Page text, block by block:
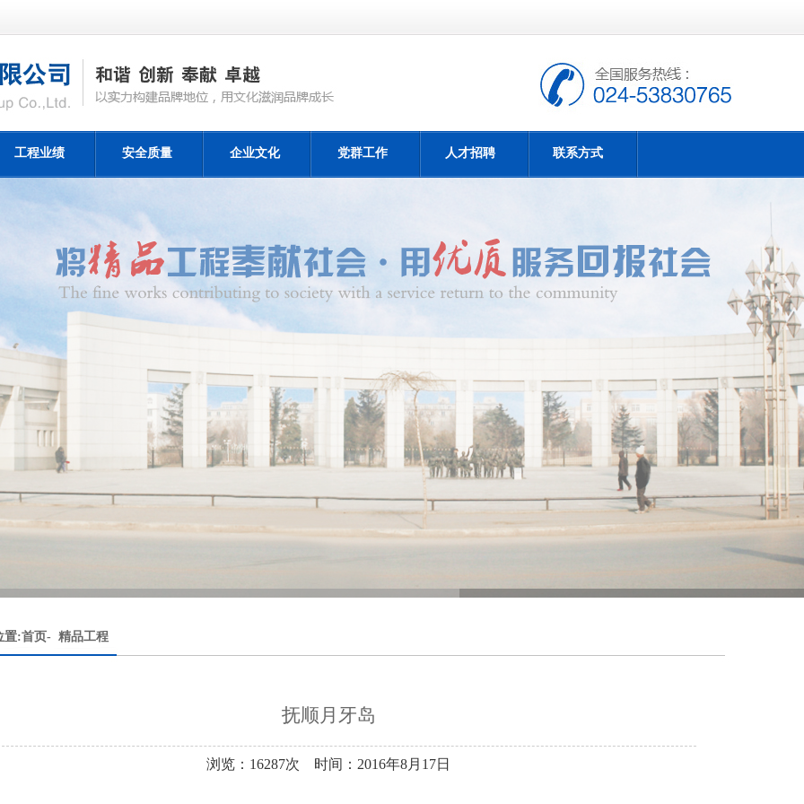
工程业绩 安全质量 企业文化 党群工作 人才招聘 联系方式
置:首页- 精品工程
抚顺月牙岛
浏览：16287次 时间：2016年8月17日